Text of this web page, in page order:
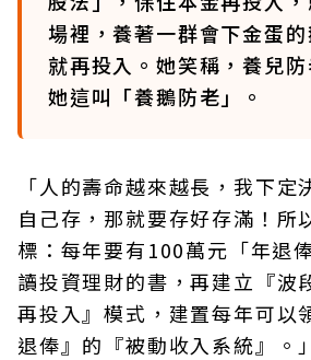
場裡，養著一群會下金蛋
就再投入。她笑稱，養兒防
她這叫「養鵝防老」。
「人的壽命越來越長，我下定
自己存，那就要存好存滿！所
標：每年要有100萬元「年退
讀投資理財的書，再建立『波
再投入』模式，建置每年可以
退俸』的『被動收入系統』。」